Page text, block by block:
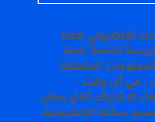
الإلكتروني فقط
الخاصة بلجنة
المتعلقة
، في أي وقت ،
الاشتراك الذي يمكن
رسائلنا الإلكترونية.